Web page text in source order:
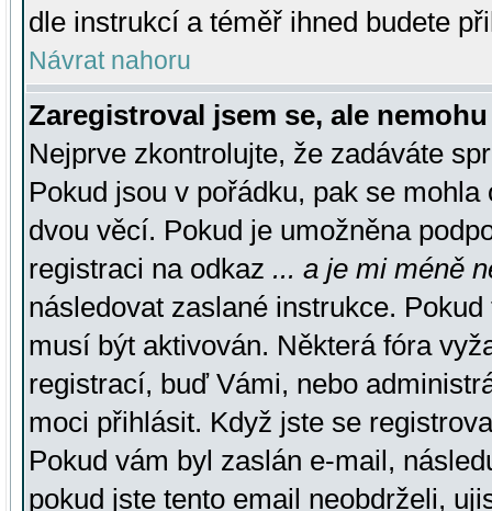
dle instrukcí a téměř ihned budete
Návrat nahoru
Zaregistroval jsem se, ale
Nejprve zkontrolujte, že zadáváte
Pokud jsou v pořádku, pak se
dvou věcí. Pokud je umožněna
registraci na odkaz ... a je mi méně
následovat zaslané instrukce.
musí být aktivován. Některá fóra
registrací, buď Vámi, nebo
moci přihlásit. Když jste se
Pokud vám byl zaslán e-mail,
pokud jste tento email neobdrželi,